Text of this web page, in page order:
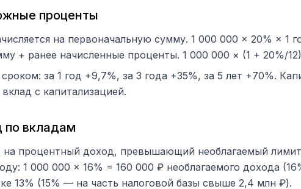
проценты
на первоначальную сумму. 1 000 000 × 20% × 1
+ ранее начисленные проценты. 1 000 000 × (1 + 20%/
за 1 год +9,7%, за 3 года +35%, за 5 лет +70%.
с капитализацией.
по вкладам
процентный доход, превышающий необлагаемый
1 000 000 × 16% = 160 000 ₽ необлагаемого дохода
13% (15% — на часть налоговой базы свыше 2,4 млн ₽).